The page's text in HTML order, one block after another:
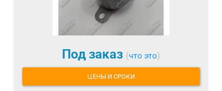
Под заказ (что это)
ЦЕНЫ И СРОКИ